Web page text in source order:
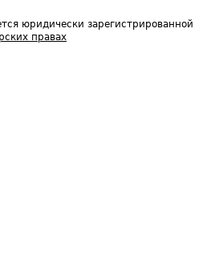
юридически зарегистрированной
правах